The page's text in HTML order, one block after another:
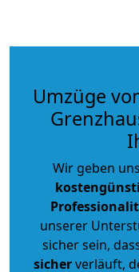
Umzüge
Wir geben
unserer
sicher sein,
sicherverläuft,